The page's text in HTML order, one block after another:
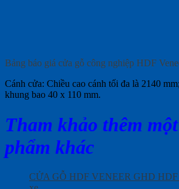
Bảng báo giá cửa gỗ công nghiệp HDF
Cánh cửa: Chiều cao cánh tối đa là 2140
khung bao 40 x 110 mm.
Tham khảo thêm
phẩm khác
CỬA GỖ HDF VENEER GHD HDF